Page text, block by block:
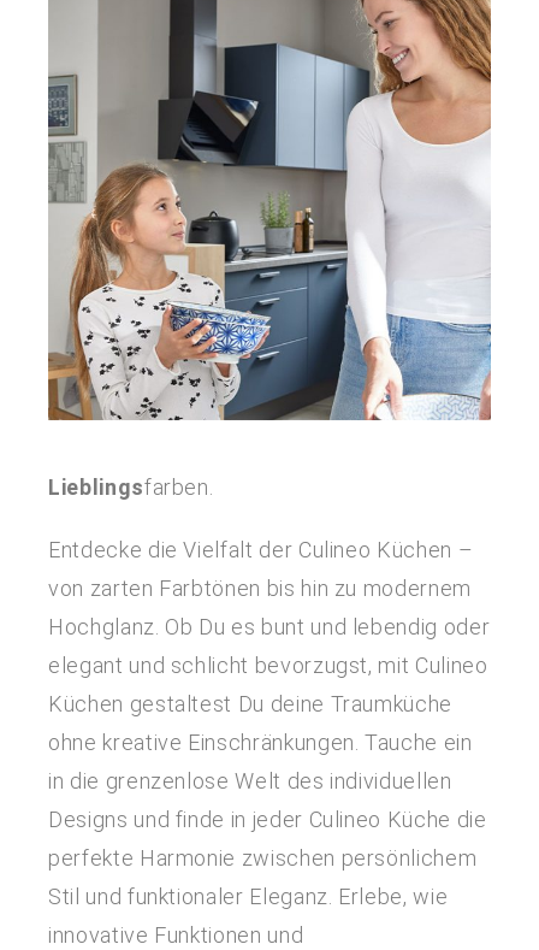
Lieblingsfarben.
Entdecke die Vielfalt der Culineo Küchen –
von zarten Farbtönen bis hin zu modernem
Hochglanz. Ob Du es bunt und lebendig oder
elegant und schlicht bevorzugst, mit Culineo
Küchen gestaltest Du deine Traumküche
ohne kreative Einschränkungen. Tauche ein
in die grenzenlose Welt des individuellen
Designs und finde in jeder Culineo Küche die
perfekte Harmonie zwischen persönlichem
Stil und funktionaler Eleganz. Erlebe, wie
innovative Funktionen und